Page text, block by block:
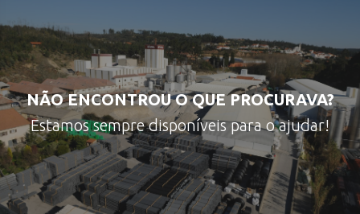
NÃO ENCONTROU O QUE PROCURAVA?
Estamos sempre disponíveis para o ajudar!